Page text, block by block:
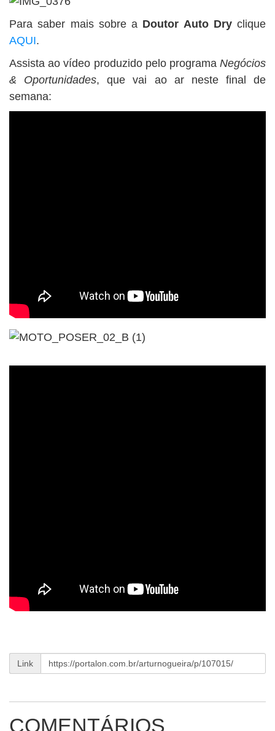
Para saber mais sobre a Doutor Auto Dryclique
AQUI.
Assista ao vídeo produzido pelo programa Negócios
& Oportunidades, que vai ao ar neste final de
semana:
Link
COMENTÁRIOS